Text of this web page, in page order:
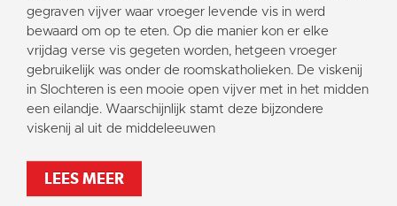
Omgeving
Activiteiten
Steun ons
Contact
Vaktaal
gegraven vijver waar vroeger levende vis in werd
bewaard om op te eten. Op die manier kon er elke
vrijdag verse vis gegeten worden, hetgeen vroeger
gebruikelijk was onder de roomskatholieken. De viskenij
in Slochteren is een mooie open vijver met in het midden
een eilandje. Waarschijnlijk stamt deze bijzondere
viskenij al uit de middeleeuwen
LEES MEER